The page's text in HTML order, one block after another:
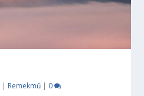
| Remekmű | 0